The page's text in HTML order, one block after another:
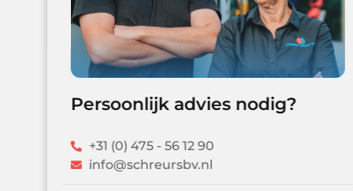
Persoonlijk advies nodig?
+31 (0) 475 - 56 12 90
info@schreursbv.nl